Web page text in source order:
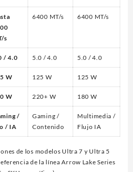
s
6400 MT/s 6400 MT/s
/ 4.0 5.0 / 4.0 5.0 / 4.0
W 125 W 125 W
W 220+ W 180 W
/
/ IA
Gaming /
Contenido
Multimedia /
Flujo IA
de los modelos Ultra 7 y Ultra 5
de la líneaArrow Lake Series